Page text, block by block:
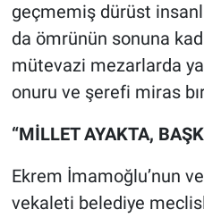
geçmemiş dürüst
da ömrünün sonuna
mütevazi mezarlarda
onuru ve şerefi miras
“MİLLET AYAKTA,
Ekrem İmamoğlu’nun
vekaleti belediye